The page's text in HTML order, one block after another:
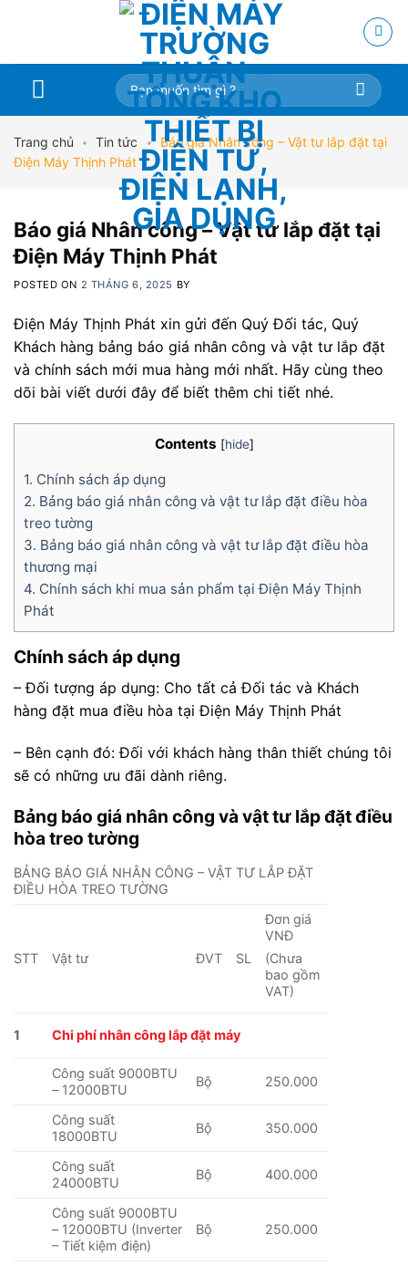
Tìm
kiếm:
Trang chủ • Tin tức • Báo giá Nhân công – Vật tư lắp đặt tại
Điện Máy Thịnh Phát
Báo giá Nhân công – Vật tư lắp đặt tại
Điện Máy Thịnh Phát
POSTED ON 2 THÁNG 6, 2025 BY
Điện Máy Thịnh Phát xin gửi đến Quý Đối tác, Quý
Khách hàng bảng báo giá nhân công và vật tư lắp đặt
và chính sách mới mua hàng mới nhất. Hãy cùng theo
dõi bài viết dưới đây để biết thêm chi tiết nhé.
Contents [hide]
1. Chính sách áp dụng
2. Bảng báo giá nhân công và vật tư lắp đặt điều hòa
treo tường
3. Bảng báo giá nhân công và vật tư lắp đặt điều hòa
thương mại
4. Chính sách khi mua sản phẩm tại Điện Máy Thịnh
Phát
Chính sách áp dụng
– Đối tượng áp dụng: Cho tất cả Đối tác và Khách
hàng đặt mua điều hòa tại Điện Máy Thịnh Phát
– Bên cạnh đó: Đối với khách hàng thân thiết chúng tôi
sẽ có những ưu đãi dành riêng.
Bảng báo giá nhân công và vật tư lắp đặt điều
hòa treo tường
BẢNG BÁO GIÁ NHÂN CÔNG – VẬT TƯ LẮP ĐẶT
ĐIỀU HÒA TREO TƯỜNG
STT Vật tư ĐVT SL
Đơn giá
VNĐ
(Chưa
bao gồm
VAT)
1 Chi phí nhân công lắp đặt máy
Công suất 9000BTU
– 12000BTU
Bộ 250.000
Công suất
18000BTU
Bộ 350.000
Công suất
24000BTU
Bộ 400.000
Công suất 9000BTU
– 12000BTU (Inverter
– Tiết kiệm điện)
Bộ 250.000